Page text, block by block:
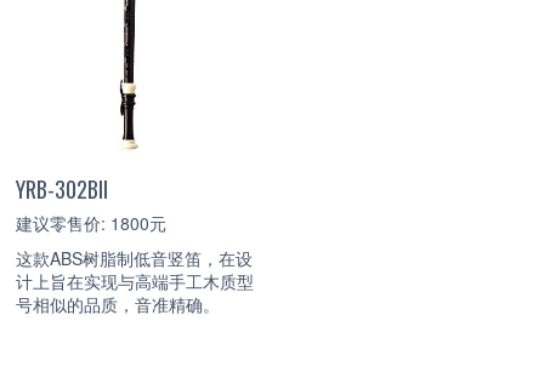
YRB-302BII
建议零售价: 1800元
这款ABS树脂制低音竖笛，在设
计上旨在实现与高端手工木质型
号相似的品质，音准精确。